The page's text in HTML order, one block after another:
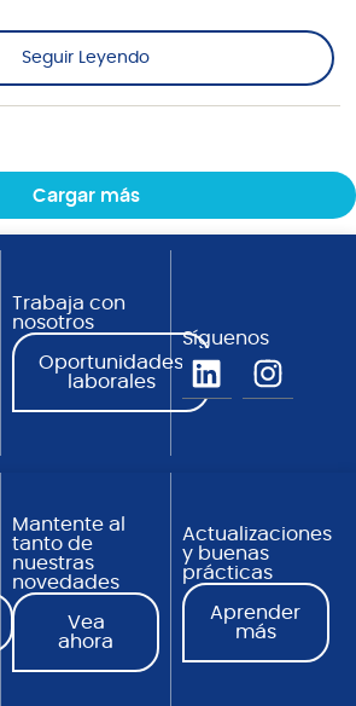
Seguir Leyendo
Cargar más
Trabaja con
nosotros
Oportunidades
laborales
Síguenos
Mantente al
tanto de
nuestras
novedades
Vea
ahora
Actualizaciones
y buenas
prácticas
Aprender
más